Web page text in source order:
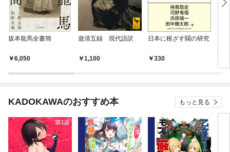
坂本龍馬全書簡
6,050
遊清五録 現代語訳
1,100
日本に根ざす閥の研究
330
歴
KADOKAWAのおすすめ本 もっと見る